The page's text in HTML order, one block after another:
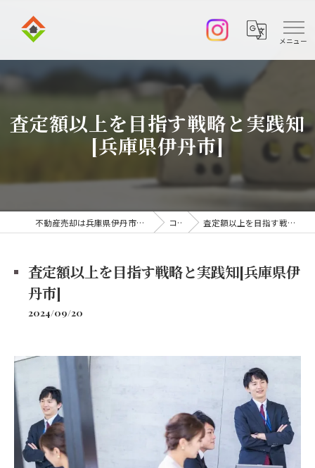
査定額以上を目指す戦略と実践知
[兵庫県伊丹市]
不動産売却は兵庫県伊丹市の株式会社アークエステート コラム 査定額以上を目指す戦略と実践知[兵庫県伊丹市]
査定額以上を目指す戦略と実践知[兵庫県伊
丹市]
2024/09/20